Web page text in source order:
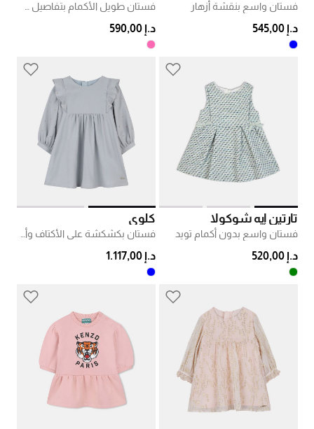
فستان واسع بنقشة أزهار
د.إ 545,00 د.إ 590,00
تارتين إيه شوكولا
فستان واسع بدون أكمام تويد
د.إ 520,00
كلوي
د.إ 1.117,00